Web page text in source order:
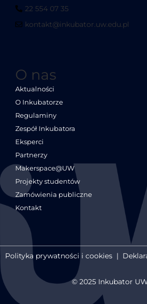
22 554 07 35
kontakt@inkubator.uw.edu.pl
O nas
Aktualności
O Inkubatorze
Regulaminy
Zespół Inkubatora
Eksperci
Partnerzy
Makerspace@UW
Projekty studentów
Zamówienia publiczne
Kontakt
Polityka prywatności i cookies |
© 2025 Inkubator